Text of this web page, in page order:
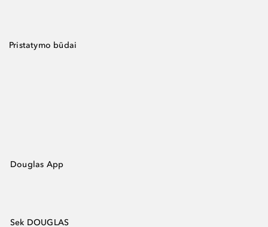
Pristatymo būdai
Douglas App
Sek DOUGLAS